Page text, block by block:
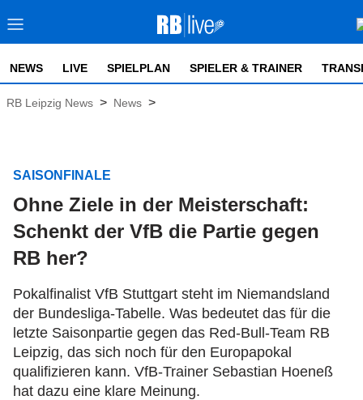
NEWS LIVE SPIELPLAN SPIELER & TRAINER
RB Leipzig News > News >
SAISONFINALE
Ohne Ziele in der Meisterschaft:
Schenkt der VfB die Partie gegen
RB her?
Pokalfinalist VfB Stuttgart steht im Niemandsland
der Bundesliga-Tabelle. Was bedeutet das für die
letzte Saisonpartie gegen das Red-Bull-Team RB
Leipzig, das sich noch für den Europapokal
qualifizieren kann. VfB-Trainer Sebastian Hoeneß
hat dazu eine klare Meinung.